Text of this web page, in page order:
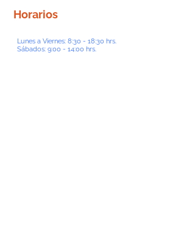
Horarios
Lunes a Viernes: 8:30 - 18:30 hrs.
Sábados: 9:00 - 14:00 hrs.